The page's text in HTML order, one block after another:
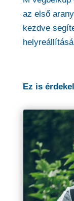
az első
kezdve
Ez is